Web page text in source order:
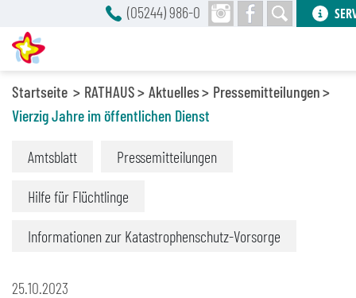
Startseite RATHAUS Aktuelles
Pressemitteilungen
Vierzig Jahre im öffentlichen Dienst
Amtsblatt Pressemitteilungen
Hilfe für Flüchtlinge
Informationen zur Katastrophenschutz-Vorsorge
25.10.2023
(05244) 986-0